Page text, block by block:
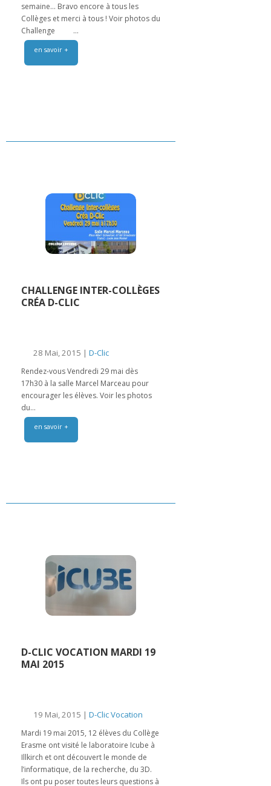
semaine… Bravo encore à tous les
Collèges et merci à tous ! Voir photos du
Challenge ...
en savoir +
CHALLENGE INTER-COLLÈGES
CRÉA D-CLIC
28 Mai, 2015 | D-Clic
Rendez-vous Vendredi 29 mai dès
17h30 à la salle Marcel Marceau pour
encourager les élèves. Voir les photos
du...
en savoir +
D-CLIC VOCATION MARDI 19
MAI 2015
19 Mai, 2015 | D-Clic Vocation
Mardi 19 mai 2015, 12 élèves du Collège
Erasme ont visité le laboratoire Icube à
Illkirch et ont découvert le monde de
l’informatique, de la recherche, du 3D.
Ils ont pu poser toutes leurs questions à